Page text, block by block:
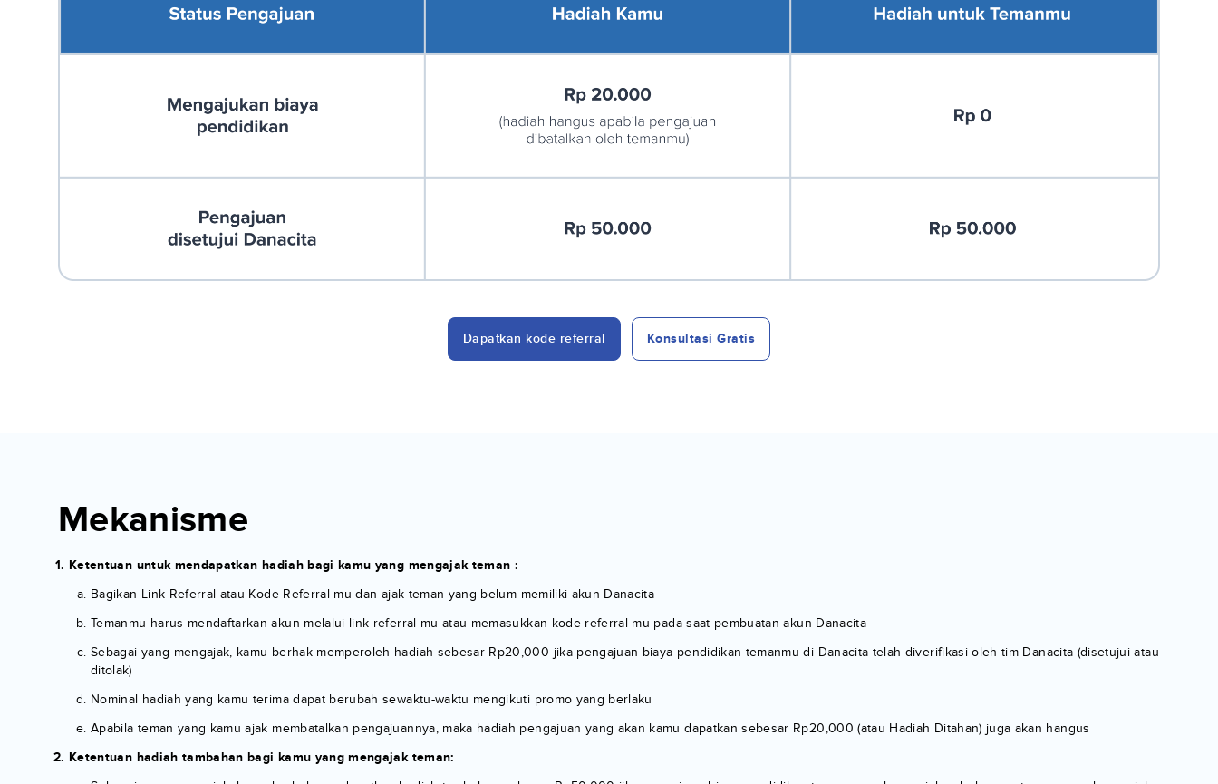
Dapatkan kode referral Konsultasi Gratis
Mekanisme
Ketentuan untuk mendapatkan hadiah bagi kamu yang mengajak teman :
Bagikan Link Referral atau Kode Referral-mu dan ajak teman yang belum memiliki akun Danacita
Temanmu harus mendaftarkan akun melalui link referral-mu atau memasukkan kode referral-mu pada saat pembuatan akun Danacita
Sebagai yang mengajak, kamu berhak memperoleh hadiah sebesar Rp20,000 jika pengajuan biaya pendidikan temanmu di Danacita telah diverifikasi oleh tim Danacita (disetujui atau
ditolak)
Nominal hadiah yang kamu terima dapat berubah sewaktu-waktu mengikuti promo yang berlaku
Apabila teman yang kamu ajak membatalkan pengajuannya, maka hadiah pengajuan yang akan kamu dapatkan sebesar Rp20,000 (atau Hadiah Ditahan) juga akan hangus
Ketentuan hadiah tambahan bagi kamu yang mengajak teman: